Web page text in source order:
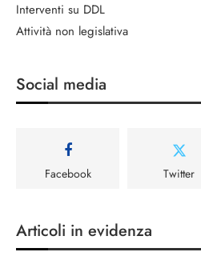
Interventi su DDL
Attività non legislativa
Social media
Facebook Twitter
Articoli in evidenza